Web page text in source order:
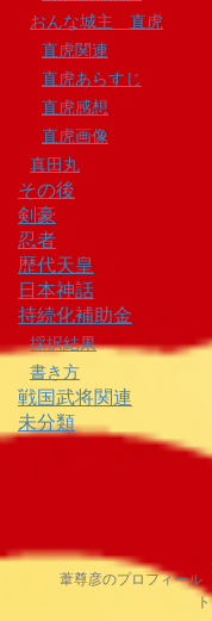
おんな城主 直虎
直虎関連
直虎あらすじ
直虎感想
直虎画像
真田丸
その後
剣豪
忍者
歴代天皇
日本神話
持続化補助金
採択結果
書き方
戦国武将関連
未分類
葦尊彦のプロフィール
ト